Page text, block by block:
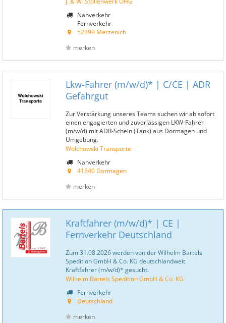
Nahverkehr
Fernverkehr
52399 Merzenich
merken
Lkw-Fahrer (m/w/d)* | C/CE | ADR
Gefahrgut
Zur Verstärkung unseres Teams suchen wir ab sofort
einen engagierten und zuverlässigen LKW-Fahrer
(m/w/d) mit ADR-Schein (Tank) aus Dormagen und
Umgebung.
Wolchowski Transporte
Nahverkehr
41540 Dormagen
merken
Kraftfahrer (m/w/d)* | CE |
Fernverkehr Deutschland
Zum 31.08.2026 werden von der Wilhelm Bartels
Spedition GmbH & Co. KG deutschlandweit
Kraftfahrer (m/w/d)* gesucht.
Wilhelm Bartels Spedition GmbH & Co. KG
Fernverkehr
Deutschland
merken